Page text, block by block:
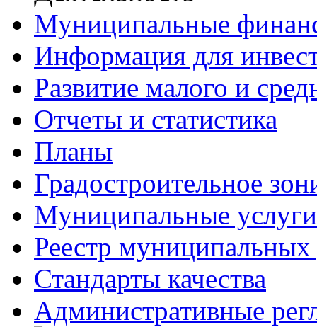
Муниципальные
Информация для
Развитие малого и
Отчеты и статистика
Планы
Градостроительное
Муниципальные услуги
Реестр муниципальных
Стандарты качества
Административные